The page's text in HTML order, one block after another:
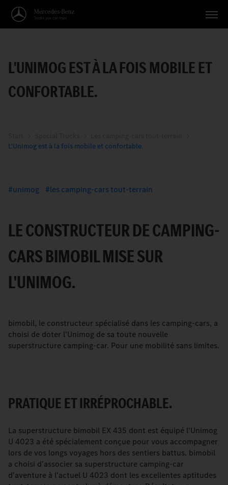
Applications
Thèmes
L'UNIMOG EST À LA FOIS MOBILE ET
CONFORTABLE.
L'Unimog est à la fois mobile et confortable.
unimog les camping-cars tout-terrain
LE CONSTRUCTEUR DE CAMPING-
CARS BIMOBIL MISE SUR
L'UNIMOG.
bimobil, le constructeur spécialisé dans les camping-cars, a
choisi de doter l'Unimog de sa toute nouvelle
superstructure camping-car. Pour une mobilité sans limites.
PRATIQUE ET IRRÉPROCHABLE.
La superstructure bimobil EX 435 dont est équipé l'Unimog
U 4023 a été spécialement conçue pour vous accompagner
lors de vos longs voyages hors des sentiers battus. bimobil
a choisi d'associer sa superstructure camping-car
d'aventure à l'actuel U 4023 dont les excellentes aptitudes